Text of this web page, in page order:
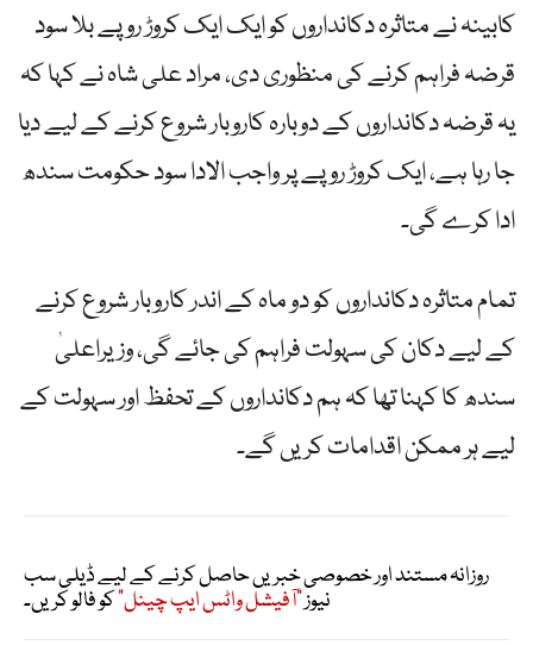
کابینہ نے متاثرہ دکانداروں کو ایک ایک کروڑ روپے بلا سود
قرضہ فراہم کرنے کی منظوری دی، مراد علی شاہ نے کہا کہ
یہ قرضہ دکانداروں کے دوبارہ کاروبار شروع کرنے کے لیے دیا
جا رہا ہے، ایک کروڑ روپے پر واجب الادا سود حکومت سندھ
ادا کرے گی۔
تمام متاثرہ دکانداروں کو دو ماہ کے اندر کاروبار شروع کرنے
کے لیے دکان کی سہولت فراہم کی جائے گی، وزیراعلیٰ
سندھ کا کہنا تھا کہ ہم دکانداروں کے تحفظ اور سہولت کے
لیے ہر ممکن اقدامات کریں گے۔
روزانہ مستند اور خصوصی خبریں حاصل کرنے کے لیے ڈیلی سب
نیوز"آفیشل واٹس ایپ چینل"کو فالو کریں۔